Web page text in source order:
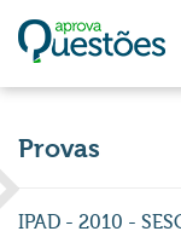
Provas
IPAD - 2010 -